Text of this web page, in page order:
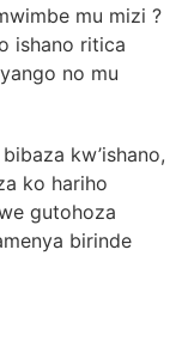
mu mizi ?
ishano ritica
no mu
kw’ishano,
ko hariho
gutohoza
birinde